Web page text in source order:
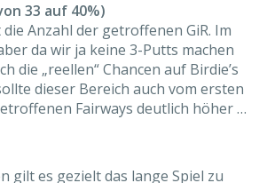
33 auf 40%)
Anzahl der getroffenen GiR. Im
da wir ja keine 3-Putts machen
die „reellen“ Chancen auf Birdie’s
dieser Bereich auch vom ersten
Fairways deutlich höher …
gilt es gezielt das lange Spiel zu